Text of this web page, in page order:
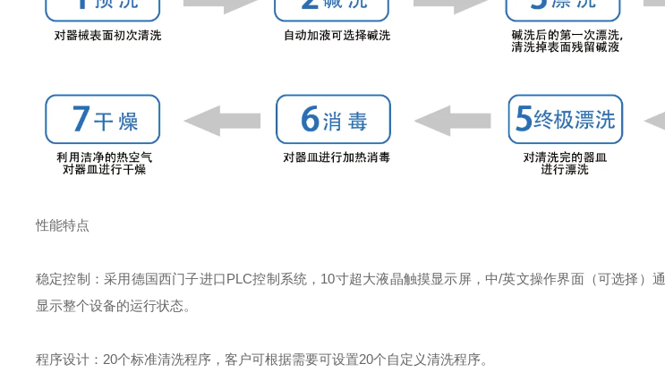
性能特点
稳定控制：采用德国西门子进口PLC控制系统， 10寸超大液晶触摸显示屏，中/英文操作界面（可选择）
显示整个设备的运行状态。
程序设计： 20个标准清洗程序，客户可根据需要可设置20个自定义清洗程序。